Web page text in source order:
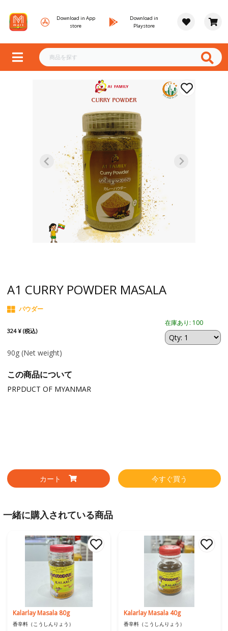
Download in App
store
Download in
Playstore
A1 CURRY POWDER MASALA
パウダー
324 ¥ (税込)
在庫あり: 100
90g (Net weight)
この商品について
PRPDUCT OF MYANMAR
カート 今すぐ買う
一緒に購入されている商品
Kalarlay Masala 80g
香辛料（こうしんりょう）
Kalarlay Masala 40g
香辛料（こうしんりょう）